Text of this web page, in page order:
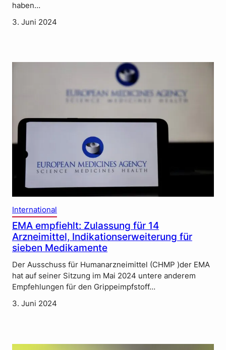
haben…
3. Juni 2024
International
EMA empfiehlt: Zulassung für 14
Arzneimittel, Indikationserweiterung für
sieben Medikamente
Der Ausschuss für Humanarzneimittel (CHMP )der EMA
hat auf seiner Sitzung im Mai 2024 untere anderem
Empfehlungen für den Grippeimpfstoff…
3. Juni 2024